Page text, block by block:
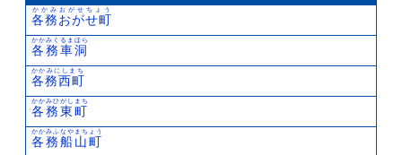
各務おがせ町
かかみおがせちょう
各務車洞
かかみくるまほら
各務西町
かかみにしまち
各務東町
かかみひがしまち
各務船山町
かかみふなやまちょう